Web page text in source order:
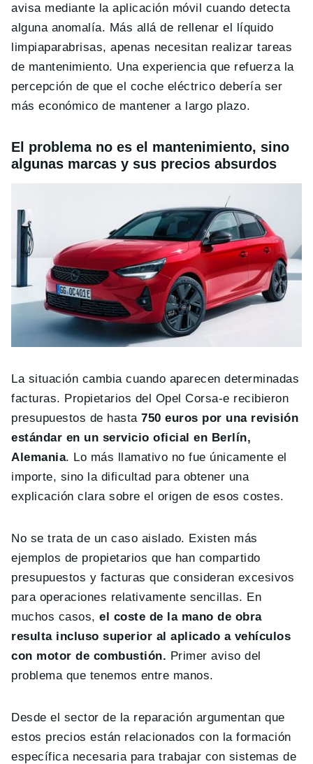
avisa mediante la aplicación móvil cuando detecta
alguna anomalía. Más allá de rellenar el líquido
limpiaparabrisas, apenas necesitan realizar tareas
de mantenimiento. Una experiencia que refuerza la
percepción de que el coche eléctrico debería ser
más económico de mantener a largo plazo.
El problema no es el mantenimiento, sino
algunas marcas y sus precios absurdos
La situación cambia cuando aparecen determinadas
facturas. Propietarios del Opel Corsa-e recibieron
presupuestos de hasta 750 euros por una revisión
estándar en un servicio oficial en Berlín,
Alemania. Lo más llamativo no fue únicamente el
importe, sino la dificultad para obtener una
explicación clara sobre el origen de esos costes.
No se trata de un caso aislado. Existen más
ejemplos de propietarios que han compartido
presupuestos y facturas que consideran excesivos
para operaciones relativamente sencillas. En
muchos casos,el coste de la mano de obra
resulta incluso superior al aplicado a vehículos
con motor de combustión. Primer aviso del
problema que tenemos entre manos.
Desde el sector de la reparación argumentan que
estos precios están relacionados con la formación
específica necesaria para trabajar con sistemas de